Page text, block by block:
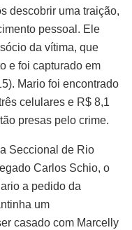
descobrir uma traição,
pessoal. Ele
da vítima, que
e foi capturado em
Mario foi encontrado
celulares e R$ 8,1
presas pelo crime.
Seccional de Rio
Carlos Schio, o
a pedido da
um
casado com Marcelly